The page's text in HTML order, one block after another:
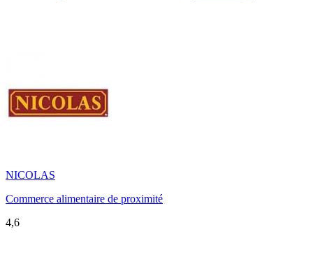
NICOLAS
Commerce alimentaire de proximité
4,6